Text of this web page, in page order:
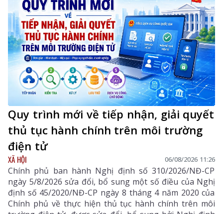
Quy trình mới về tiếp nhận, giải quyết
thủ tục hành chính trên môi trường
điện tử
XÃ HỘI 06/08/2026 11:26
Chính phủ ban hành Nghị định số 310/2026/NĐ-CP
ngày 5/8/2026 sửa đổi, bổ sung một số điều của Nghị
định số 45/2020/NĐ-CP ngày 8 tháng 4 năm 2020 của
Chính phủ về thực hiện thủ tục hành chính trên môi